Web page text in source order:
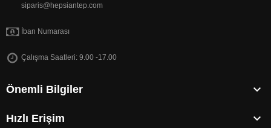
siparis@hepsiantep.com
İban Numarası
Çalışma Saatleri: 9.00 -17.00
Önemli Bilgiler 
Hızlı Erişim 